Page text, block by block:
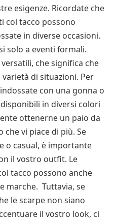
esigenze. Ricordate che
col tacco possono
in diverse occasioni.
solo a eventi formali.
che significa che
di situazioni. Per
con una gonna o
in diversi colori
ottenerne un paio da
vi piace di più. Se
o casual, è importante
il vostro outfit. Le
tacco possono anche
marche. Tuttavia, se
le scarpe non siano
il vostro look, ci